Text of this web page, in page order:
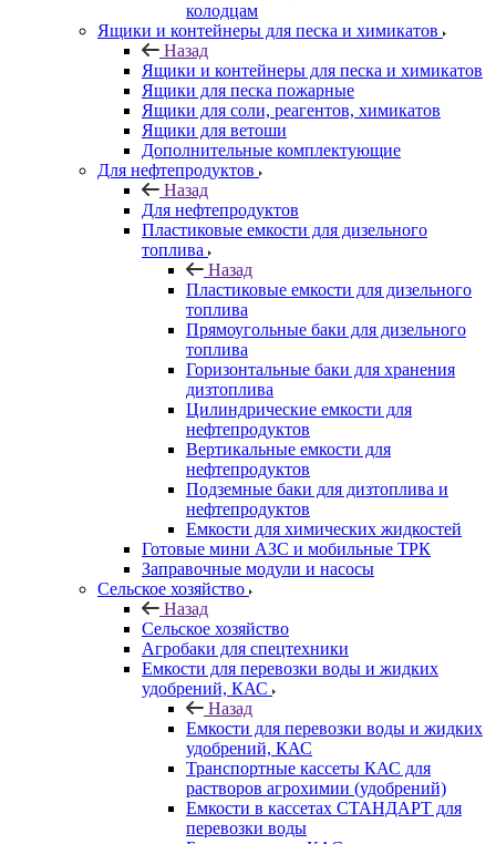
колодцам
Ящики и контейнеры для песка и химикатов
Назад
Ящики и контейнеры для песка и химикатов
Ящики для песка пожарные
Ящики для соли, реагентов, химикатов
Ящики для ветоши
Дополнительные комплектующие
Для нефтепродуктов
Назад
Для нефтепродуктов
Пластиковые емкости для дизельного
топлива
Назад
Пластиковые емкости для дизельного
топлива
Прямоугольные баки для дизельного
топлива
Горизонтальные баки для хранения
дизтоплива
Цилиндрические емкости для
нефтепродуктов
Вертикальные емкости для
нефтепродуктов
Подземные баки для дизтоплива и
нефтепродуктов
Емкости для химических жидкостей
Готовые мини АЗС и мобильные ТРК
Заправочные модули и насосы
Сельское хозяйство
Назад
Сельское хозяйство
Агробаки для спецтехники
Емкости для перевозки воды и жидких
удобрений, КАС
Назад
Емкости для перевозки воды и жидких
удобрений, КАС
Транспортные кассеты КАС для
растворов агрохимии (удобрений)
Емкости в кассетах СТАНДАРТ для
перевозки воды